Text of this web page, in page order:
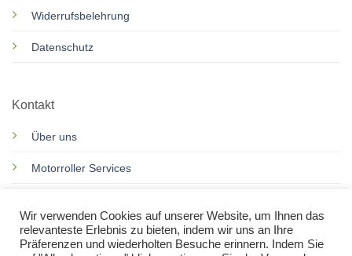
Widerrufsbelehrung
Datenschutz
Kontakt
Über uns
Motorroller Services
Kontakt
Wir verwenden Cookies auf unserer Website, um Ihnen das
relevanteste Erlebnis zu bieten, indem wir uns an Ihre
Präferenzen und wiederholten Besuche erinnern. Indem Sie